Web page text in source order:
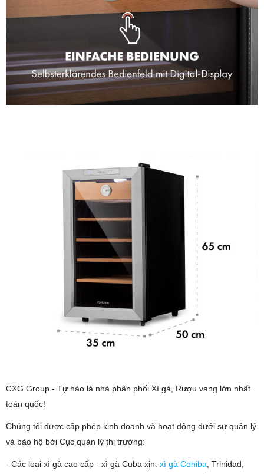
CXG Group - Tự hào là nhà phân phối Xì gà, Rượu vang lớn nhất
toàn quốc!
Chúng tôi được cấp phép kinh doanh và hoạt động dưới sự quản lý
và bảo hộ bởi Cục quản lý thị trường:
- Các loại xì gà cao cấp - xì gà Cuba xịn: xì gà Cohiba , Trinidad,